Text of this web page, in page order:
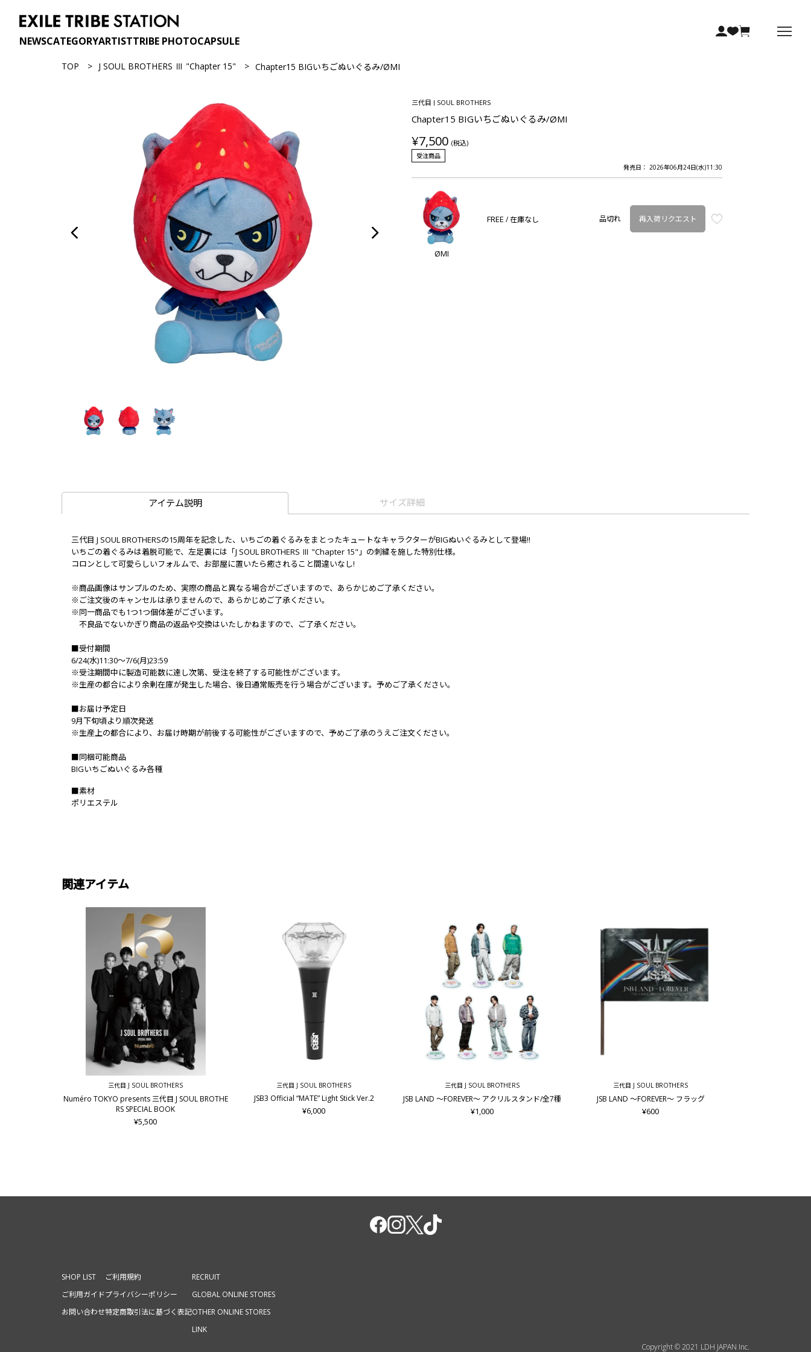
NEWSCATEGORYARTISTTRIBE PHOTOCAPSULE
TOP J SOUL BROTHERS Ⅲ "Chapter 15" Chapter15 BIGいちごぬいぐるみ/ØMI
三代目 J SOUL BROTHERS
Chapter15 BIGいちごぬいぐるみ/ØMI
¥7,500 (税込)
受注商品
発売日： 2026年06月24日(水)11:30
ØMI
FREE / 在庫なし 品切れ 再入荷リクエスト
アイテム説明 サイズ詳細
三代目 J SOUL BROTHERSの15周年を記念した、いちごの着ぐるみをまとったキュートなキャラクターがBIGぬいぐるみとして登場!!
いちごの着ぐるみは着脱可能で、左足裏には「J SOUL BROTHERS Ⅲ "Chapter 15"」の刺繍を施した特別仕様。
コロンとして可愛らしいフォルムで、お部屋に置いたら癒されること間違いなし!
※商品画像はサンプルのため、実際の商品と異なる場合がございますので、あらかじめご了承ください。
※ご注文後のキャンセルは承りませんので、あらかじめご了承ください。
※同一商品でも1つ1つ個体差がございます。
不良品でないかぎり商品の返品や交換はいたしかねますので、ご了承ください。
■受付期間
6/24(水)11:30～7/6(月)23:59
※受注期間中に製造可能数に達し次第、受注を終了する可能性がございます。
※生産の都合により余剰在庫が発生した場合、後日通常販売を行う場合がございます。予めご了承ください。
■お届け予定日
9月下旬頃より順次発送
※生産上の都合により、お届け時期が前後する可能性がございますので、予めご了承のうえご注文ください。
■同梱可能商品
BIGいちごぬいぐるみ各種
■素材
ポリエステル
関連アイテム
三代目 J SOUL BROTHERS
Numéro TOKYO presents 三代目 J SOUL BROTHE
RS SPECIAL BOOK
¥5,500
三代目 J SOUL BROTHERS
JSB3 Official “MATE” Light Stick Ver.2
¥6,000
三代目 J SOUL BROTHERS
JSB LAND ～FOREVER～ アクリルスタンド/全7種
¥1,000
三代目 J SOUL BROTHERS
JSB LAND ～FOREVER～ フラッグ
¥600
SHOP LIST
ご利用ガイド
お問い合わせ
ご利用規約
プライバシーポリシー
特定商取引法に基づく表記
RECRUIT
GLOBAL ONLINE STORES
OTHER ONLINE STORES
LINK
Copyright © 2021 LDH JAPAN Inc.